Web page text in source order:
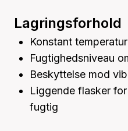
Lagringsforhold
Konstant
Fugtighedsniveau
Beskyttelse mod
Liggende flasker
fugtig